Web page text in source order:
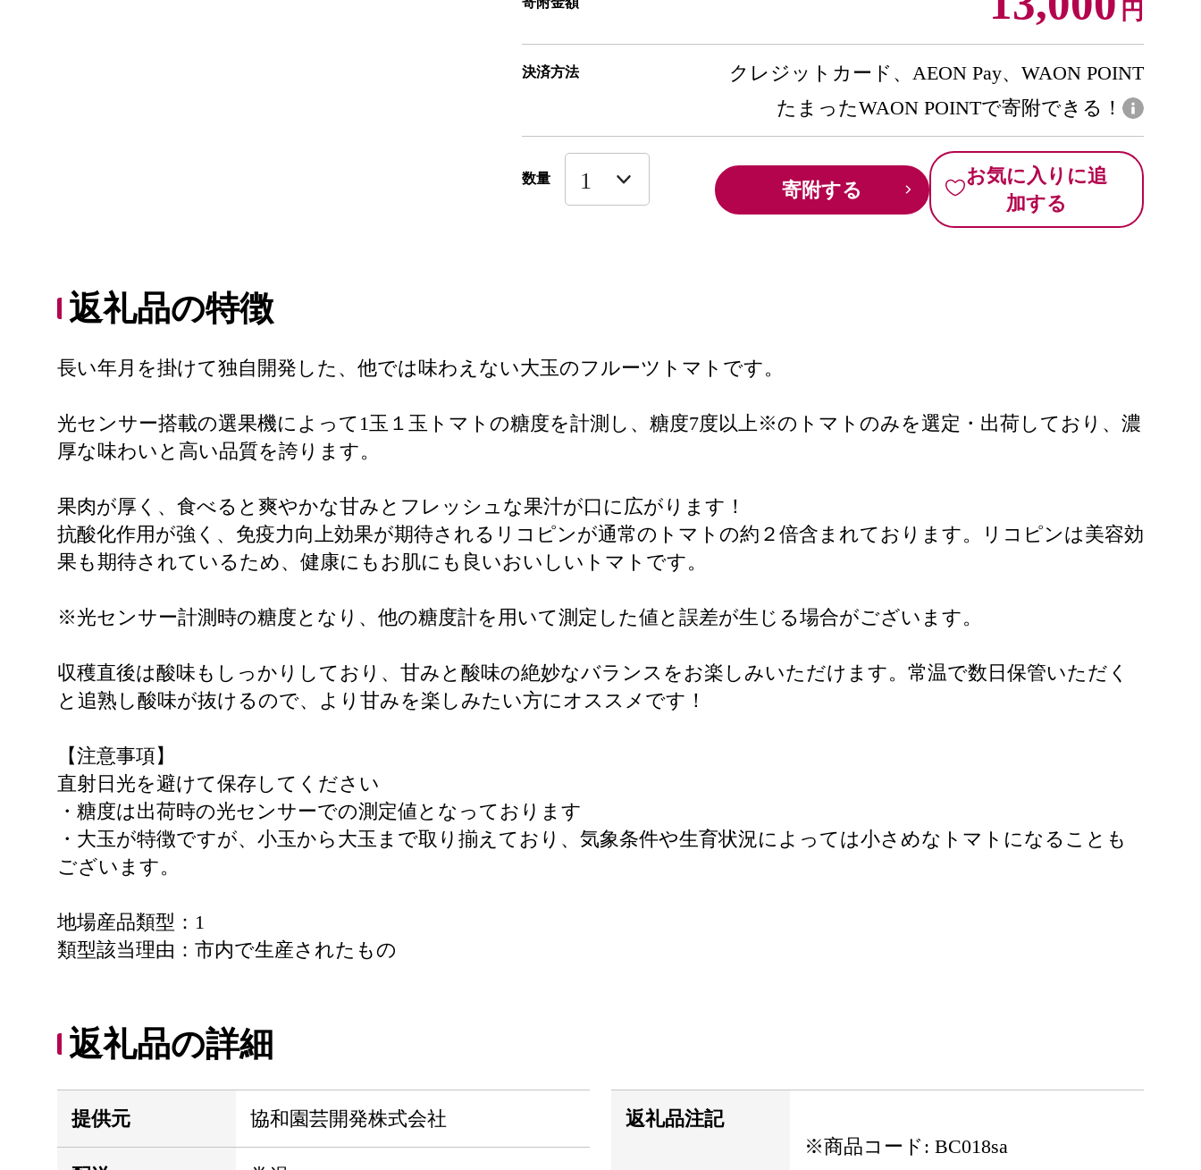
円
決済方法
クレジットカード、AEON Pay、WAON POINT
たまったWAON POINTで寄附できる！
数量 寄附する
お気に入りに追
加する
返礼品の特徴
長い年月を掛けて独自開発した、他では味わえない大玉のフルーツトマトです。
光センサー搭載の選果機によって1玉１玉トマトの糖度を計測し、糖度7度以上※のトマトのみを選定・出荷しており、濃
厚な味わいと高い品質を誇ります。
果肉が厚く、食べると爽やかな甘みとフレッシュな果汁が口に広がります！
抗酸化作用が強く、免疫力向上効果が期待されるリコピンが通常のトマトの約２倍含まれております。リコピンは美容効
果も期待されているため、健康にもお肌にも良いおいしいトマトです。
※光センサー計測時の糖度となり、他の糖度計を用いて測定した値と誤差が生じる場合がございます。
収穫直後は酸味もしっかりしており、甘みと酸味の絶妙なバランスをお楽しみいただけます。常温で数日保管いただく
と追熟し酸味が抜けるので、より甘みを楽しみたい方にオススメです！
【注意事項】
直射日光を避けて保存してください
・糖度は出荷時の光センサーでの測定値となっております
・大玉が特徴ですが、小玉から大玉まで取り揃えており、気象条件や生育状況によっては小さめなトマトになることも
ございます。
地場産品類型：1
類型該当理由：市内で生産されたもの
返礼品の詳細
提供元 協和園芸開発株式会社
返礼品注記
※商品コード: BC018sa